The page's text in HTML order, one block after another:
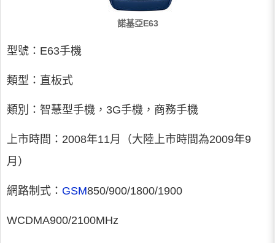
諾基亞E63
型號：E63手機
類型：直板式
類別：智慧型手機，3G手機，商務手機
上市時間：2008年11月（大陸上市時間為2009年9
月）
網路制式： GSM850/900/1800/1900
WCDMA900/2100MHz